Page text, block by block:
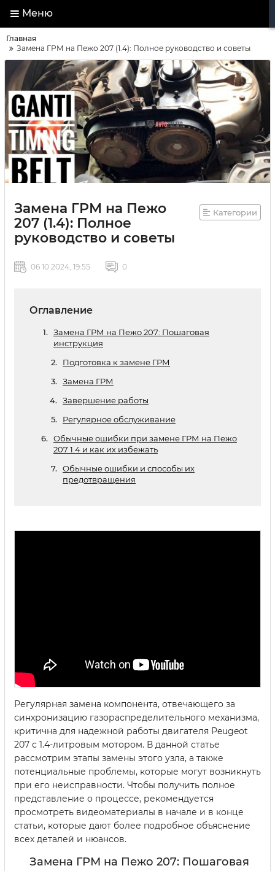
Меню
Главная
Замена ГРМ на Пежо 207 (1.4): Полное руководство и советы
Замена ГРМ на Пежо
207 (1.4): Полное
руководство и советы
Категории
06 10 2024, 19:55 0
Оглавление
Замена ГРМ на Пежо 207: Пошаговая
инструкция
Подготовка к замене ГРМ
Замена ГРМ
Завершение работы
Регулярное обслуживание
Обычные ошибки при замене ГРМ на Пежо
207 1.4 и как их избежать
Обычные ошибки и способы их
предотвращения
Регулярная замена компонента, отвечающего за
синхронизацию газораспределительного механизма,
критична для надежной работы двигателя Peugeot
207 с 1.4-литровым мотором. В данной статье
рассмотрим этапы замены этого узла, а также
потенциальные проблемы, которые могут возникнуть
при его неисправности. Чтобы получить полное
представление о процессе, рекомендуется
просмотреть видеоматериалы в начале и в конце
статьи, которые дают более подробное объяснение
всех деталей и нюансов.
Замена ГРМ на Пежо 207: Пошаговая